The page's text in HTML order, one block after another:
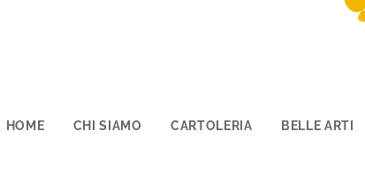
HOME CHI SIAMO CARTOLERIA BELLE ARTI